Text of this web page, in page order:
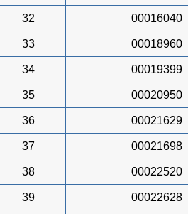
32 00016040
33 00018960
34 00019399
35 00020950
36 00021629
37 00021698
38 00022520
39 00022628